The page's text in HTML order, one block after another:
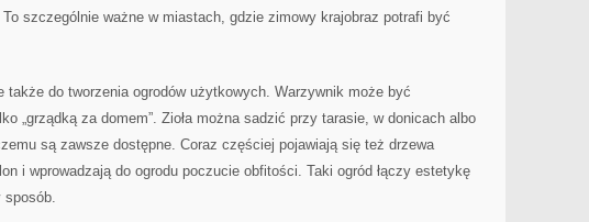
szczególnie ważne w miastach, gdzie zimowy krajobraz potrafi być
także do tworzenia ogrodów użytkowych. Warzywnik może być
„grządką za domem”. Zioła można sadzić przy tarasie, w donicach albo
są zawsze dostępne. Coraz częściej pojawiają się też drzewa
i wprowadzają do ogrodu poczucie obfitości. Taki ogród łączy estetykę
sposób.